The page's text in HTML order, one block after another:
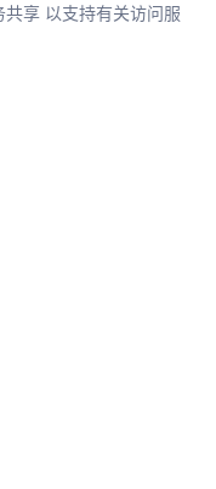
共享 以支持有关访问服